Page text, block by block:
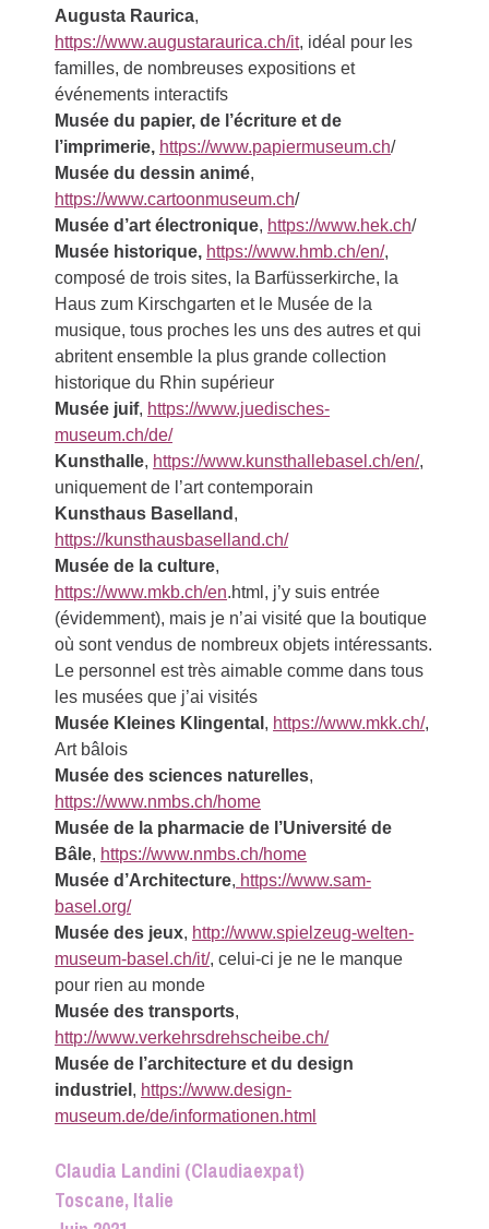
Augusta Raurica,
https://www.augustaraurica.ch/it, idéal pour les
familles, de nombreuses expositions et
événements interactifs
Musée du papier, de l’écriture et de
l’imprimerie, https://www.papiermuseum.ch/
Musée du dessin animé,
https://www.cartoonmuseum.ch/
Musée d’art électronique, https://www.hek.ch/
Musée historique, https://www.hmb.ch/en/,
composé de trois sites, la Barfüsserkirche, la
Haus zum Kirschgarten et le Musée de la
musique, tous proches les uns des autres et qui
abritent ensemble la plus grande collection
historique du Rhin supérieur
Musée juif, https://www.juedisches-
museum.ch/de/
Kunsthalle, https://www.kunsthallebasel.ch/en/,
uniquement de l’art contemporain
Kunsthaus Baselland ,
https://kunsthausbaselland.ch/
Musée de la culture,
https://www.mkb.ch/en.html, j’y suis entrée
(évidemment), mais je n’ai visité que la boutique
où sont vendus de nombreux objets intéressants.
Le personnel est très aimable comme dans tous
les musées que j’ai visités
Musée Kleines Klingental , https://www.mkk.ch/,
Art bâlois
Musée des sciences naturelles,
https://www.nmbs.ch/home
Musée de la pharmacie de l’Université de
Bâle, https://www.nmbs.ch/home
Musée d’Architecture, https://www.sam-
basel.org/
Musée des jeux, http://www.spielzeug-welten-
museum-basel.ch/it/, celui-ci je ne le manque
pour rien au monde
Musée des transports,
http://www.verkehrsdrehscheibe.ch/
Musée de l’architecture et du design
industriel , https://www.design-
museum.de/de/informationen.html
Claudia Landini (Claudiaexpat)
Toscane, Italie